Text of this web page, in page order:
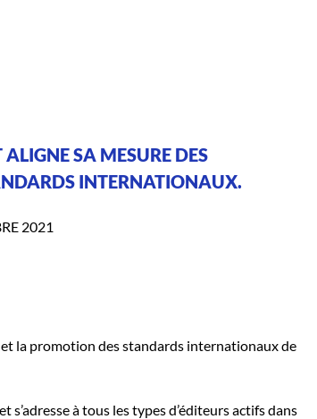
SA MESURE DES
INTERNATIONAUX.
2021
la promotion des standards internationaux de
à tous les types d’éditeurs actifs dans